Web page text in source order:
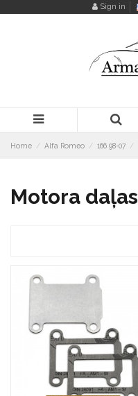
Sign in
Home Alfa Romeo 166 98-07
Motora daļas